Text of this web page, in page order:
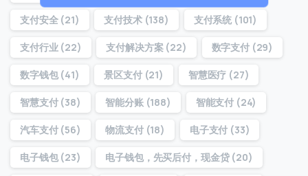
支付安全(21) 支付技术(138) 支付系统 (101)
支付行业(22) 支付解决方案(22) 数字支付(29)
数字钱包(41) 景区支付(21) 智慧医疗 (27)
智慧支付(38) 智能分账(188) 智能支付 (24)
汽车支付(56) 物流支付(18) 电子支付 (33)
电子钱包(23) 电子钱包，先买后付，现金贷(20)
0 / 180
首次进入页面
访问历史
提交
我们通常的回复时间：30 分钟内